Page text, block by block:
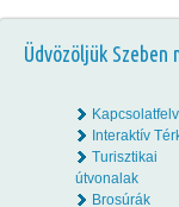
Üdvözöljük
Interaktív
Turisztikai
útvonalak
Brosúrák